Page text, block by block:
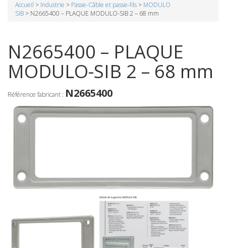
Accueil > Industrie > Passe-Câble et passe-fils > MODULO
SIB > N2665400 – PLAQUE MODULO-SIB 2 – 68 mm
N2665400 – PLAQUE
MODULO-SIB 2 – 68 mm
Référence fabricant : N2665400